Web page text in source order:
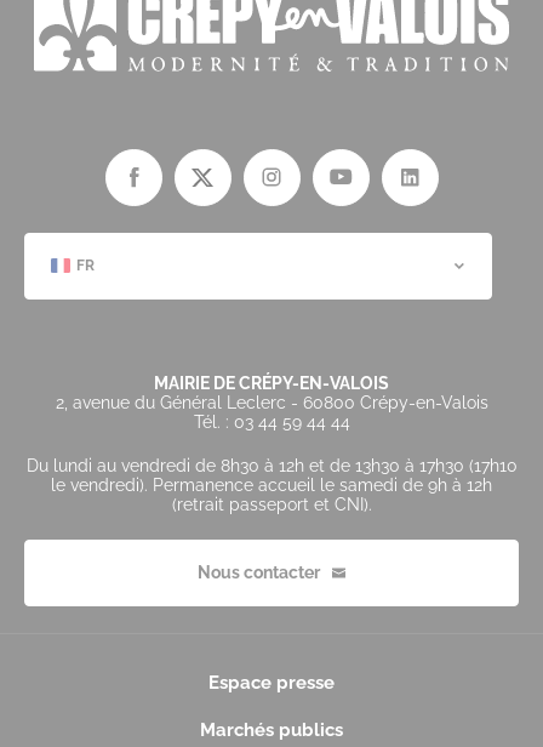
FR
MAIRIE DE CRÉPY-EN-VALOIS
2, avenue du Général Leclerc - 60800 Crépy-en-Valois
Tél. : 03 44 59 44 44
Du lundi au vendredi de 8h30 à 12h et de 13h30 à 17h30 (17h10
le vendredi). Permanence accueil le samedi de 9h à 12h
(retrait passeport et CNI).
Nous contacter
Espace presse
Marchés publics